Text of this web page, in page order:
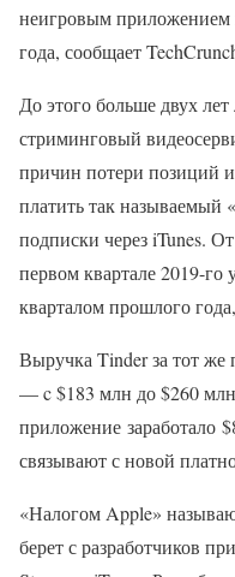
неигровым приложением
года, сообщает
До этого больше двух
стриминговый
причин потери позиций
платить так называемый
подписки через iTunes.
первом квартале 2019-
кварталом прошлого
Выручка Tinder за тот же
— c $183 млн до $260
приложение заработало
связывают с новой
«Налогом Apple»
берет с разработчиков